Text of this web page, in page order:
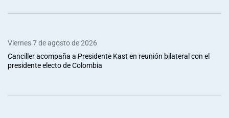
Viernes 7 de agosto de 2026
Canciller acompaña a Presidente Kast en reunión bilateral con el
presidente electo de Colombia